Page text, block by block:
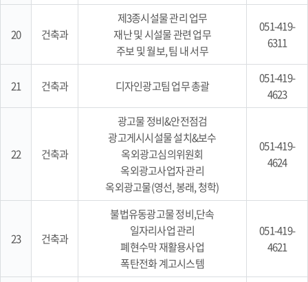
20 건축과
제3종시설물 관리 업무
재난 및 시설물 관련 업무
주보 및 월보, 팀 내 서무
051-419-
6311
21 건축과 디자인광고팀 업무 총괄
051-419-
4623
22 건축과
광고물 정비&안전점검
광고게시시설물 설치&보수
옥외광고심의위원회
옥외광고사업자 관리
옥외광고물(영선, 봉래, 청학)
051-419-
4624
23 건축과
불법유동광고물 정비,단속
일자리사업 관리
폐현수막 재활용사업
폭탄전화 계고시스템
051-419-
4621